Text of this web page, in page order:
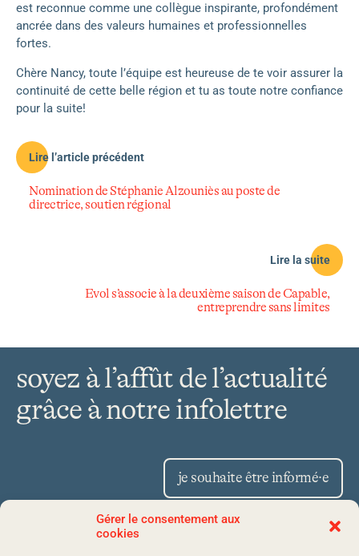
Gérer le consentement aux
cookies
est reconnue comme une collègue inspirante, profondément
ancrée dans des valeurs humaines et professionnelles
fortes.
Chère Nancy, toute l’équipe est heureuse de te voir assurer la
continuité de cette belle région et tu as toute notre confiance
pour la suite!
Lire l’article précédent
Nomination de Stéphanie Alzouniès au poste de
directrice, soutien régional
Lire la suite
Evol s’associe à la deuxième saison de Capable,
entreprendre sans limites
soyez à l’affût de l’actualité
grâce à notre infolettre
je souhaite être informé·e